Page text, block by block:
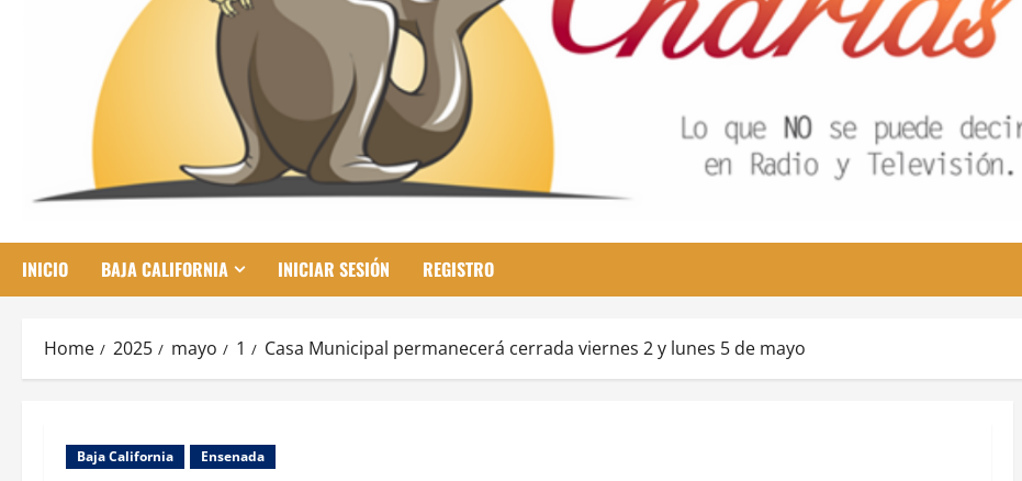
INICIO BAJA CALIFORNIA INICIAR SESIÓN REGISTRO
Home 2025 mayo 1 Casa Municipal permanecerá cerrada viernes 2 y lunes 5 de mayo
Baja California Ensenada